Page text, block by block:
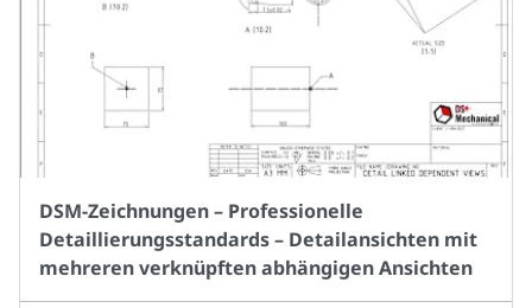
DSM-Zeichnungen – Professionelle
Detaillierungsstandards – Detailansichten mit
mehreren verknüpften abhängigen Ansichten